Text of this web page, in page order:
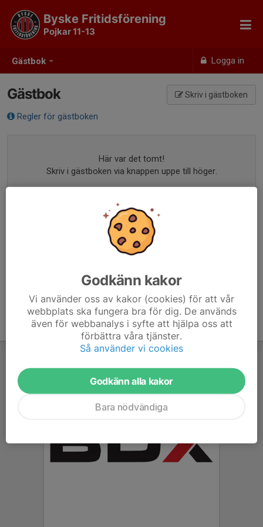
Gästbok Logga in
Byske Fritidsförening
Pojkar 11-13
Gästbok Skriv i gästboken
Regler för gästboken
Här var det tomt!
Skriv i gästboken via knappen uppe till höger.
Godkänn kakor
Vi använder oss av kakor (cookies) för att vår
webbplats ska fungera bra för dig. De används
även för webbanalys i syfte att hjälpa oss att
förbättra våra tjänster.
Så använder vi cookies
Godkänn alla kakor
Bara nödvändiga